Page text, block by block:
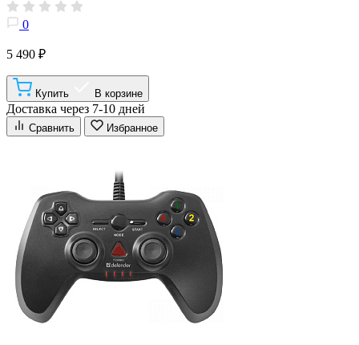
0
5 490 ₽
Купить В корзине
Доставка через 7-10 дней
Сравнить Избранное